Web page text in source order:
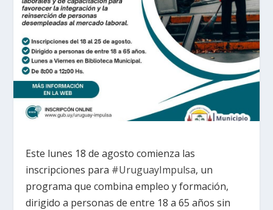
Este lunes 18 de agosto comienza las
inscripciones para #UruguayImpulsa, un
programa que combina empleo y formación,
dirigido a personas de entre 18 a 65 años sin